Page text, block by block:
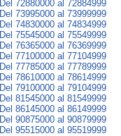
Del 72880000 al 72884999
Del 73995000 al 73999999
Del 74830000 al 74834999
Del 75545000 al 75549999
Del 76365000 al 76369999
Del 77100000 al 77104999
Del 77785000 al 77789999
Del 78610000 al 78614999
Del 79100000 al 79104999
Del 81545000 al 81549999
Del 86145000 al 86149999
Del 90875000 al 90879999
Del 95515000 al 95519999